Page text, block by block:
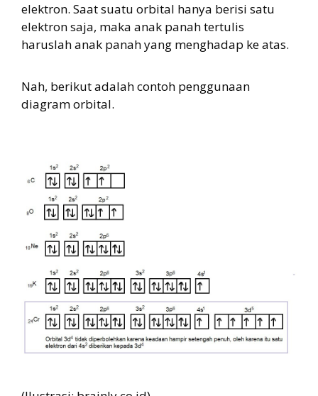
elektron. Saat suatu orbital hanya berisi satu
elektron saja, maka anak panah tertulis
haruslah anak panah yang menghadap ke atas.
Nah, berikut adalah contoh penggunaan
diagram orbital.